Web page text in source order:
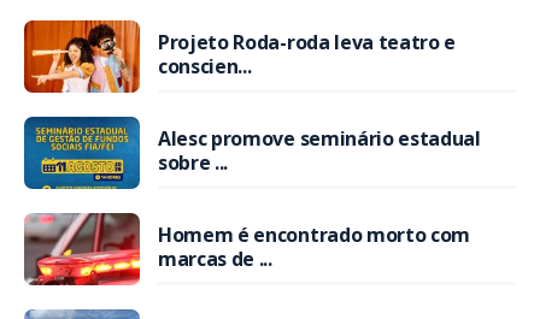
Projeto Roda-roda leva teatro e
conscien...
Alesc promove seminário estadual
sobre ...
Homem é encontrado morto com
marcas de ...